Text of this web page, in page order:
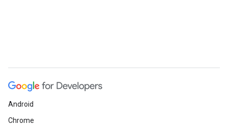
Android
Chrome